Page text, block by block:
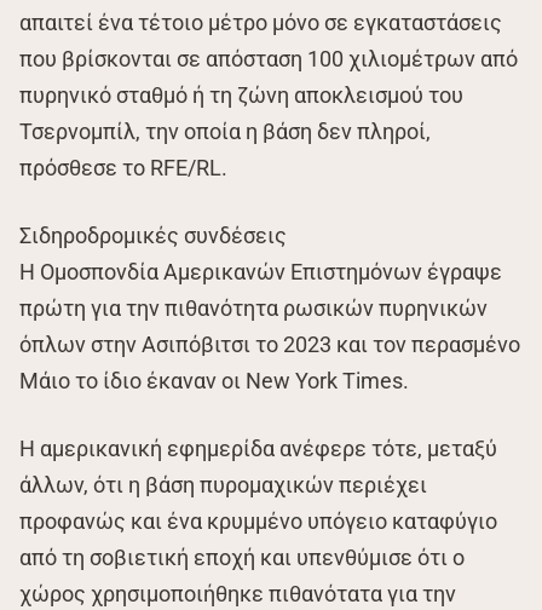
απαιτεί ένα τέτοιο μέτρο μόνο σε εγκαταστάσεις
που βρίσκονται σε απόσταση 100 χιλιομέτρων από
πυρηνικό σταθμό ή τη ζώνη αποκλεισμού του
Τσερνομπίλ, την οποία η βάση δεν πληροί,
πρόσθεσε το RFE/RL.
Σιδηροδρομικές συνδέσεις
Η Ομοσπονδία Αμερικανών Επιστημόνων έγραψε
πρώτη για την πιθανότητα ρωσικών πυρηνικών
όπλων στην Ασιπόβιτσι το 2023 και τον περασμένο
Μάιο το ίδιο έκαναν οι New York Times.
Η αμερικανική εφημερίδα ανέφερε τότε, μεταξύ
άλλων, ότι η βάση πυρομαχικών περιέχει
προφανώς και ένα κρυμμένο υπόγειο καταφύγιο
από τη σοβιετική εποχή και υπενθύμισε ότι ο
χώρος χρησιμοποιήθηκε πιθανότατα για την